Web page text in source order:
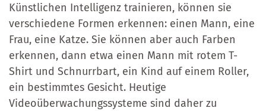
Künstlichen Intelligenz trainieren, können sie
verschiedene Formen erkennen: einen Mann, eine
Frau, eine Katze. Sie können aber auch Farben
erkennen, dann etwa einen Mann mit rotem T-
Shirt und Schnurrbart, ein Kind auf einem Roller,
ein bestimmtes Gesicht. Heutige
Videoüberwachungssysteme sind daher zu